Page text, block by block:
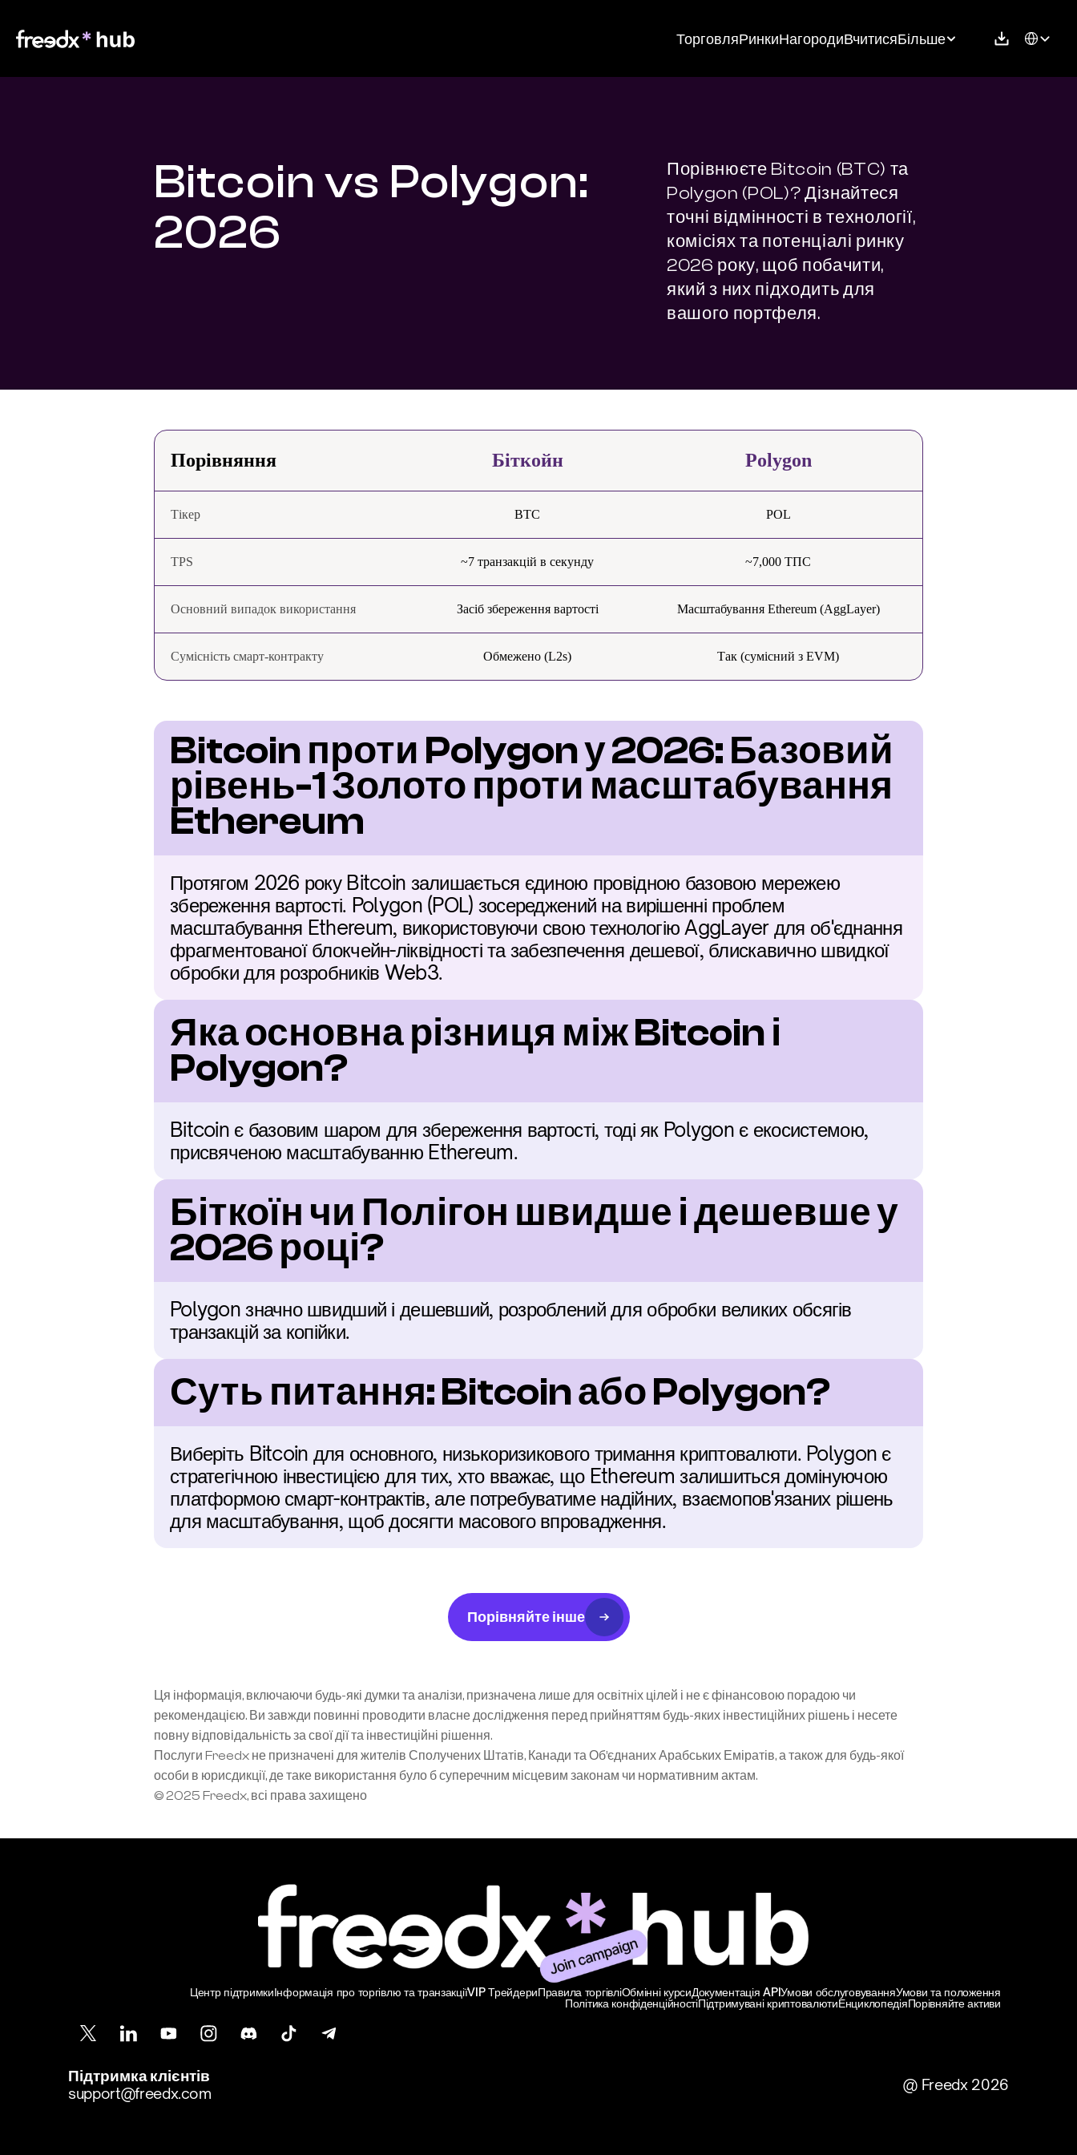
ТорговляРинкиНагородиВчитисяБільше Select
Bitcoin vs Polygon:
2026
Порівнюєте Bitcoin (BTC) та
Polygon (POL)? Дізнайтеся
точні відмінності в технології,
комісіях та потенціалі ринку
2026 року, щоб побачити,
який з них підходить для
вашого портфеля.
Порівняння Біткойн Polygon
Тікер BTC POL
TPS ~7 транзакцій в секунду ~7,000 ТПС
Основний випадок використання Засіб збереження вартості Масштабування Ethereum (AggLayer)
Сумісність смарт-контракту Обмежено (L2s) Так (сумісний з EVM)
Bitcoin проти Polygon у 2026: Базовий
рівень-1 Золото проти масштабування
Ethereum
Протягом 2026 року Bitcoin залишається єдиною провідною базовою мережею
збереження вартості. Polygon (POL) зосереджений на вирішенні проблем
масштабування Ethereum, використовуючи свою технологію AggLayer для об'єднання
фрагментованої блокчейн-ліквідності та забезпечення дешевої, блискавично швидкої
обробки для розробників Web3.
Яка основна різниця між Bitcoin і
Polygon?
Bitcoin є базовим шаром для збереження вартості, тоді як Polygon є екосистемою,
присвяченою масштабуванню Ethereum.
Біткоїн чи Полігон швидше і дешевше у
2026 році?
Polygon значно швидший і дешевший, розроблений для обробки великих обсягів
транзакцій за копійки.
Суть питання: Bitcoin або Polygon?
Виберіть Bitcoin для основного, низькоризикового тримання криптовалюти. Polygon є
стратегічною інвестицією для тих, хто вважає, що Ethereum залишиться домінуючою
платформою смарт-контрактів, але потребуватиме надійних, взаємопов'язаних рішень
для масштабування, щоб досягти масового впровадження.
Порівняйте інше
Ця інформація, включаючи будь-які думки та аналізи, призначена лише для освітніх цілей і не є фінансовою порадою чи
рекомендацією. Ви завжди повинні проводити власне дослідження перед прийняттям будь-яких інвестиційних рішень і несете
повну відповідальність за свої дії та інвестиційні рішення.
Послуги Freedx не призначені для жителів Сполучених Штатів, Канади та Об’єднаних Арабських Еміратів, а також для будь-якої
особи в юрисдикції, де таке використання було б суперечним місцевим законам чи нормативним актам.
© 2025 Freedx, всі права захищено
Центр підтримкиІнформація про торгівлю та транзакціїVIP ТрейдериПравила торгівліОбмінні курсиДокументація APIУмови обслуговуванняУмови та положення
Політика конфіденційностіПідтримувані криптовалютиЕнциклопедіяПорівняйте активи
Підтримка клієнтів
support@freedx.com
@ Freedx 2026